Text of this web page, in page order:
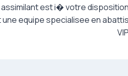
assimilant est i� votre disposition
equipe specialisee en abattis
VIP